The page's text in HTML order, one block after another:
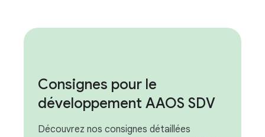
Consignes pour le
développement AAOS SDV
Découvrez nos consignes détaillées